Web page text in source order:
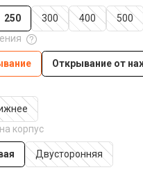
250 300 400 500
Открывание от
корпус
Двусторонняя